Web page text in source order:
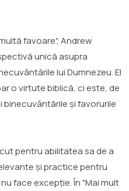
favoare", Andrew
unică asupra
lui Dumnezeu. El
o virtute biblică, ci este, de
binecuvântările și favorurile
pentru abilitatea sa de a
și practice pentru
face excepție. În "Mai mult